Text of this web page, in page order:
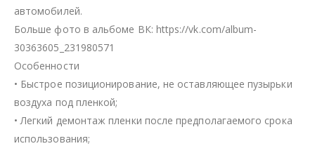
автомобилей.
Больше фото в альбоме ВК: https://vk.com/album-
30363605_231980571
Особенности
• Быстрое позиционирование, не оставляющее пузырьки
воздуха под пленкой;
• Легкий демонтаж пленки после предполагаемого срока
использования;